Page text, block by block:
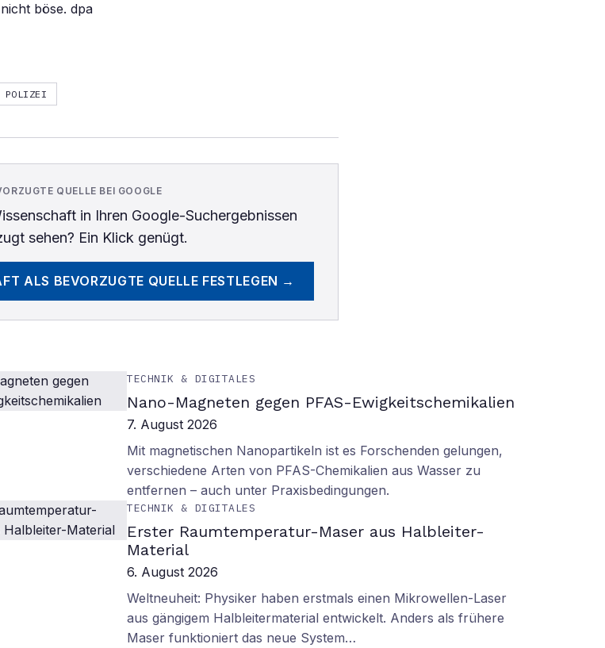
böse. dpa
POLIZEI
QUELLE BEI GOOGLE
in Ihren Google-Suchergebnissen
sehen? Ein Klick genügt.
ALS BEVORZUGTE QUELLE FESTLEGEN →
TECHNIK & DIGITALES
Nano-Magneten gegen PFAS-Ewigkeitschemikalien
7. August 2026
Mit magnetischen Nanopartikeln ist es Forschenden gelungen,
verschiedene Arten von PFAS-Chemikalien aus Wasser zu
entfernen – auch unter Praxisbedingungen.
TECHNIK & DIGITALES
Erster Raumtemperatur-Maser aus Halbleiter-
Material
6. August 2026
Weltneuheit: Physiker haben erstmals einen Mikrowellen-Laser
aus gängigem Halbleitermaterial entwickelt. Anders als frühere
Maser funktioniert das neue System…